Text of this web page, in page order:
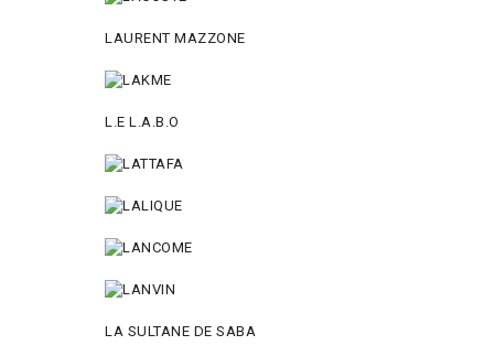
LAURENT MAZZONE
L.E L.A.B.O
LA SULTANE DE SABA